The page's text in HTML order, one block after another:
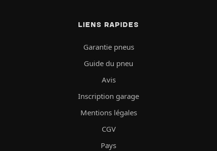
LIENS RAPIDES
Garantie pneus
Guide du pneu
Avis
Inscription garage
Mentions légales
CGV
Pays